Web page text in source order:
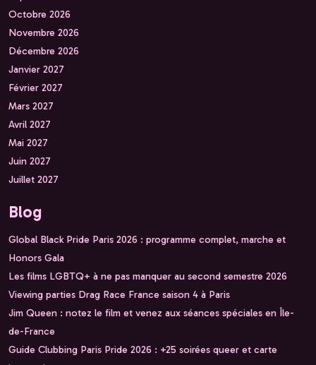
Octobre 2026
Novembre 2026
Décembre 2026
Janvier 2027
Février 2027
Mars 2027
Avril 2027
Mai 2027
Juin 2027
Juillet 2027
Blog
Global Black Pride Paris 2026 : programme complet, marche et
Honors Gala
Les films LGBTQ+ à ne pas manquer au second semestre 2026
Viewing parties Drag Race France saison 4 à Paris
Jim Queen : notez le film et venez aux séances spéciales en Île-
de-France
Guide Clubbing Paris Pride 2026 : +25 soirées queer et carte